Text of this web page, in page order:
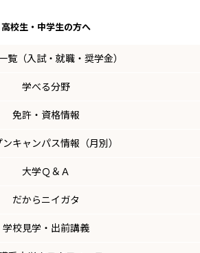
高校生・ 中学生の方へ
覧（入試・就職・奨学金）
学べる分野
免許・資格情報
キャンパス情報（月別）
大学Ｑ＆Ａ
だからニイガタ
学校見学・出前講義